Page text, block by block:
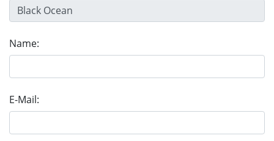
Name:
E-Mail: